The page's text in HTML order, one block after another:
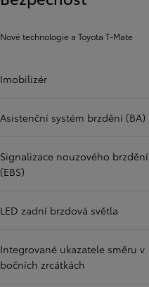
Nové technologie a Toyota T-Mate
Imobilizér
Asistenční systém brzdění (BA)
Signalizace nouzového brzdění
(EBS)
LED zadní brzdová světla
Integrované ukazatele směru v
bočních zrcátkách